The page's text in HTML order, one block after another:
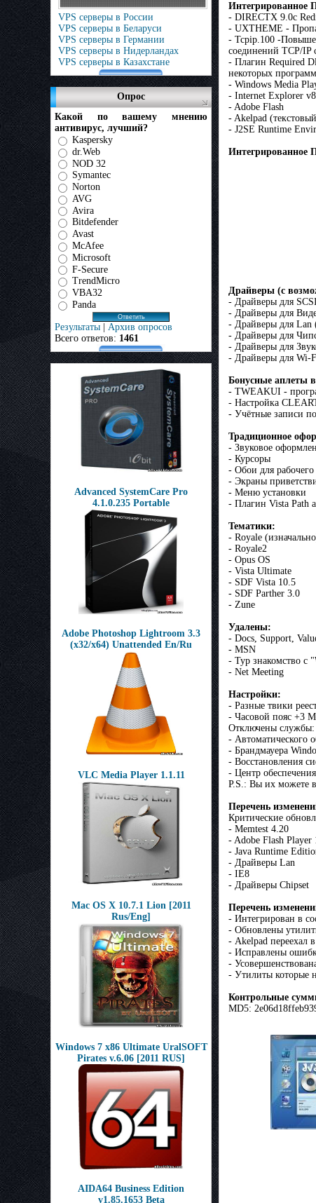
VPS серверы в России
VPS серверы в Беларуси
VPS серверы в Германии
VPS серверы в Нидерландах
VPS серверы в Казахстане
Опрос
Какой по вашему мнению
антивирус, лучший?
Kaspersky
dr.Web
NOD 32
Symantec
Norton
AVG
Avira
Bitdefender
Avast
McAfee
Microsoft
F-Secure
TrendMicro
VBA32
Panda
Результаты | Архив опросов
Всего ответов: 1461
Advanced SystemCare Pro
4.1.0.235 Portable
Adobe Photoshop Lightroom 3.3
(x32/x64) Unattended En/Ru
VLC Media Player 1.1.11
Mac OS X 10.7.1 Lion [2011
Rus/Eng]
Windows 7 x86 Ultimate UralSOFT
Pirates v.6.06 [2011 RUS]
AIDA64 Business Edition
v1.85.1653 Beta
Интегрированное
- DIRECTX 9.0c
- UXTHEME -
- Tcpip.100 -
соединений TCP/IP
- Плагин Required
некоторых
- Windows Media
- Internet Explorer
- Adobe Flash
- Akelpad
- J2SE Runtime
Интегрированное
Драйверы (с
- Драйверы для
- Драйверы для
- Драйверы для Lan
- Драйверы для
- Драйверы для
- Драйверы для Wi-
Бонусные аплеты
- TWEAKUI -
- Настройка
- Учётные записи
Традиционное
- Звуковое
- Курсоры
- Обои для рабочего
- Экраны
- Меню установки
- Плагин Vista Path
Тематики:
- Royale
- Royale2
- Opus OS
- Vista Ultimate
- SDF Vista 10.5
- SDF Parther 3.0
- Zune
Удалены:
- Docs, Support,
- MSN
- Тур знакомство с
- Net Meeting
Настройки:
- Разные твики
- Часовой пояс +3
Отключены службы:
- Aвтоматического
- Брандмауера
- Восстановления
- Центр
P.S.: Вы их можете
Перечень
Критические
- Memtest 4.20
- Adobe Flash Player
- Java Runtime
- Драйверы Lan
- IE8
- Драйверы Chipset
Перечень
- Интегрирован в
- Обновлены
- Akelpad переехал
- Исправлены
-
- Утилиты которые
Контрольные
MD5: